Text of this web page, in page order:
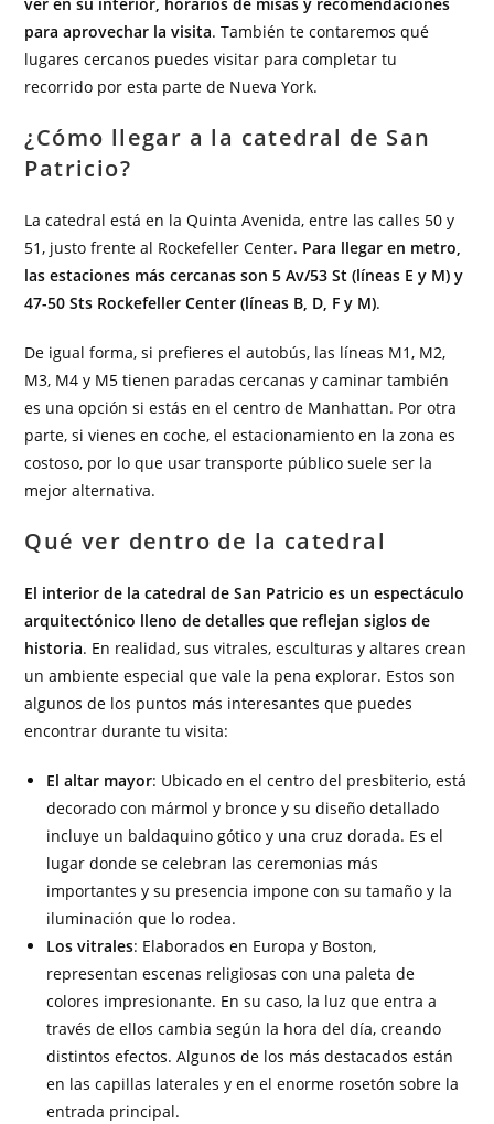
para aprovechar la visita. También te contaremos qué
lugares cercanos puedes visitar para completar tu
recorrido por esta parte de Nueva York.
¿Cómo llegar a la catedral de San
Patricio?
La catedral está en la Quinta Avenida, entre las calles 50 y
51, justo frente al Rockefeller Center. Para llegar en metro,
las estaciones más cercanas son 5 Av/53 St (líneas E y M) y
47-50 Sts Rockefeller Center (líneas B, D, F y M).
De igual forma, si prefieres el autobús, las líneas M1, M2,
M3, M4 y M5 tienen paradas cercanas y caminar también
es una opción si estás en el centro de Manhattan. Por otra
parte, si vienes en coche, el estacionamiento en la zona es
costoso, por lo que usar transporte público suele ser la
mejor alternativa.
Qué ver dentro de la catedral
El interior de la catedral de San Patricio es un espectáculo
arquitectónico lleno de detalles que reflejan siglos de
historia. En realidad, sus vitrales, esculturas y altares crean
un ambiente especial que vale la pena explorar. Estos son
algunos de los puntos más interesantes que puedes
encontrar durante tu visita:
El altar mayor: Ubicado en el centro del presbiterio, está
decorado con mármol y bronce y su diseño detallado
incluye un baldaquino gótico y una cruz dorada. Es el
lugar donde se celebran las ceremonias más
importantes y su presencia impone con su tamaño y la
iluminación que lo rodea.
Los vitrales: Elaborados en Europa y Boston,
representan escenas religiosas con una paleta de
colores impresionante. En su caso, la luz que entra a
través de ellos cambia según la hora del día, creando
distintos efectos. Algunos de los más destacados están
en las capillas laterales y en el enorme rosetón sobre la
entrada principal.